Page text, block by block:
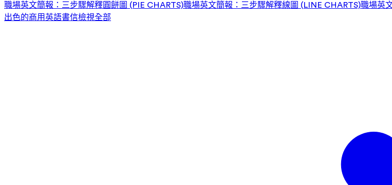
職場英文簡報：三步驟解釋圓餅圖 (PIE CHARTS)職場英文簡報：三步驟解釋線圖 (LINE CHARTS)職場英
出色的商用英語書信檢視全部